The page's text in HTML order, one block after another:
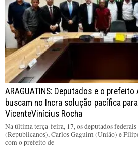
ARAGUATINS: Deputados e o
buscam no Incra solução pacífica
VicenteVinícius Rocha
Na última terça-feira, 17, os deputados
(Republicanos), Carlos Gaguim (União) e
com o prefeito de